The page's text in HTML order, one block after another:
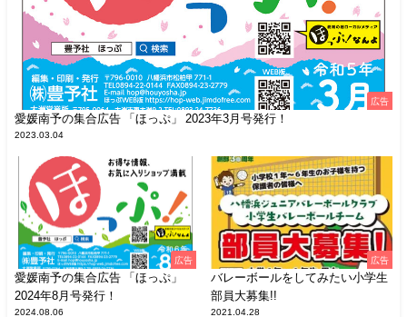
広告
愛媛南予の集合広告 「ほっぷ」 2023年3月号発行！
2023.03.04
広告
愛媛南予の集合広告 「ほっぷ」
2024年8月号発行！
2024.08.06
広告
バレーボールをしてみたい小学生
部員大募集!!
2021.04.28